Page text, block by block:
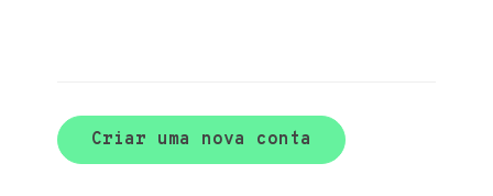
Criar uma nova conta